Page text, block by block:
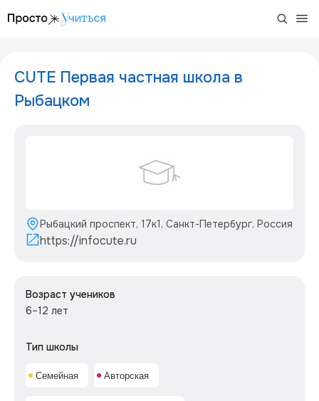
CUTE Первая частная школа в
Рыбацком
Рыбацкий проспект, 17к1, Санкт-Петербург, Россия
https://infocute.ru
Возраст учеников
6–12 лет
Тип школы
Семейная Авторская